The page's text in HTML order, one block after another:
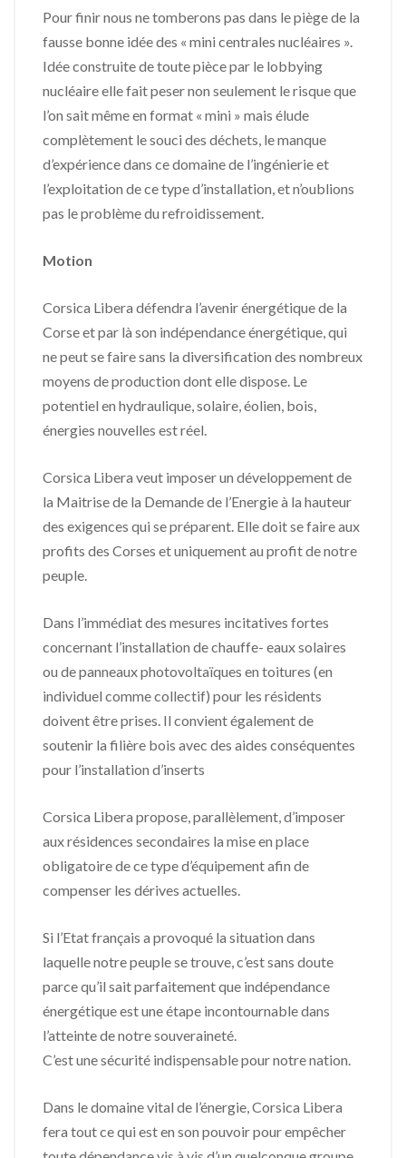
Pour finir nous ne tomberons pas dans le piège de la
fausse bonne idée des « mini centrales nucléaires ».
Idée construite de toute pièce par le lobbying
nucléaire elle fait peser non seulement le risque que
l’on sait même en format « mini » mais élude
complètement le souci des déchets, le manque
d’expérience dans ce domaine de l’ingénierie et
l’exploitation de ce type d’installation, et n’oublions
pas le problème du refroidissement.
Motion
Corsica Libera défendra l’avenir énergétique de la
Corse et par là son indépendance énergétique, qui
ne peut se faire sans la diversification des nombreux
moyens de production dont elle dispose. Le
potentiel en hydraulique, solaire, éolien, bois,
énergies nouvelles est réel.
Corsica Libera veut imposer un développement de
la Maitrise de la Demande de l’Energie à la hauteur
des exigences qui se préparent. Elle doit se faire aux
profits des Corses et uniquement au profit de notre
peuple.
Dans l’immédiat des mesures incitatives fortes
concernant l’installation de chauffe- eaux solaires
ou de panneaux photovoltaïques en toitures (en
individuel comme collectif) pour les résidents
doivent être prises. Il convient également de
soutenir la filière bois avec des aides conséquentes
pour l’installation d’inserts
Corsica Libera propose, parallèlement, d’imposer
aux résidences secondaires la mise en place
obligatoire de ce type d’équipement afin de
compenser les dérives actuelles.
Si l’Etat français a provoqué la situation dans
laquelle notre peuple se trouve, c’est sans doute
parce qu’il sait parfaitement que indépendance
énergétique est une étape incontournable dans
l’atteinte de notre souveraineté.
C’est une sécurité indispensable pour notre nation.
Dans le domaine vital de l’énergie, Corsica Libera
fera tout ce qui est en son pouvoir pour empêcher